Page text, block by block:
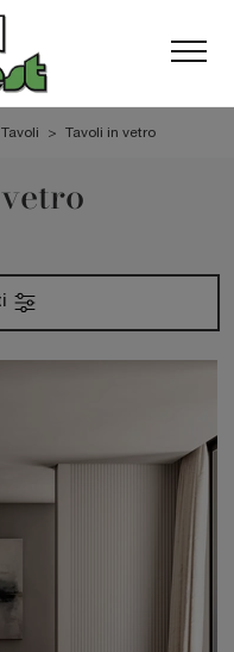
Tavoli > Tavoli in vetro